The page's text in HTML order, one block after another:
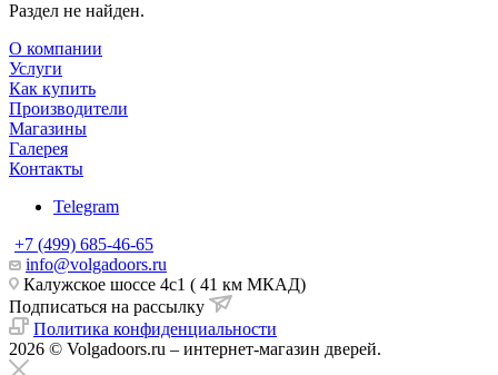
Раздел не найден.
О компании
Услуги
Как купить
Производители
Магазины
Галерея
Контакты
Telegram
+7 (499) 685-46-65
info@volgadoors.ru
Калужское шоссе 4с1 ( 41 км МКАД)
Подписаться на рассылку
Политика конфиденциальности
2026 © Volgadoors.ru – интернет-магазин дверей.